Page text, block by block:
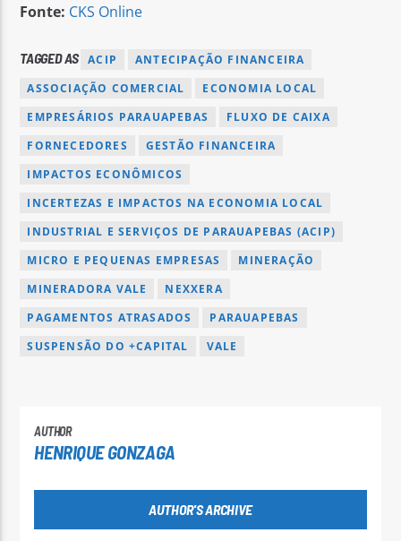
Fonte: CKS Online
TAGGED AS ACIP
ANTECIPAÇÃO FINANCEIRA
ASSOCIAÇÃO COMERCIAL
ECONOMIA LOCAL
EMPRESÁRIOS PARAUAPEBAS
FLUXO DE CAIXA
FORNECEDORES
GESTÃO FINANCEIRA
IMPACTOS ECONÔMICOS
INCERTEZAS E IMPACTOS NA ECONOMIA LOCAL
INDUSTRIAL E SERVIÇOS DE PARAUAPEBAS (ACIP)
MICRO E PEQUENAS EMPRESAS
MINERAÇÃO
MINERADORA VALE
NEXXERA
PAGAMENTOS ATRASADOS
PARAUAPEBAS
SUSPENSÃO DO +CAPITAL
VALE
AUTHOR
HENRIQUE GONZAGA
AUTHOR'S ARCHIVE